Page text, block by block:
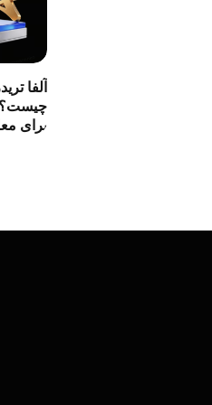
چیست؟
برای